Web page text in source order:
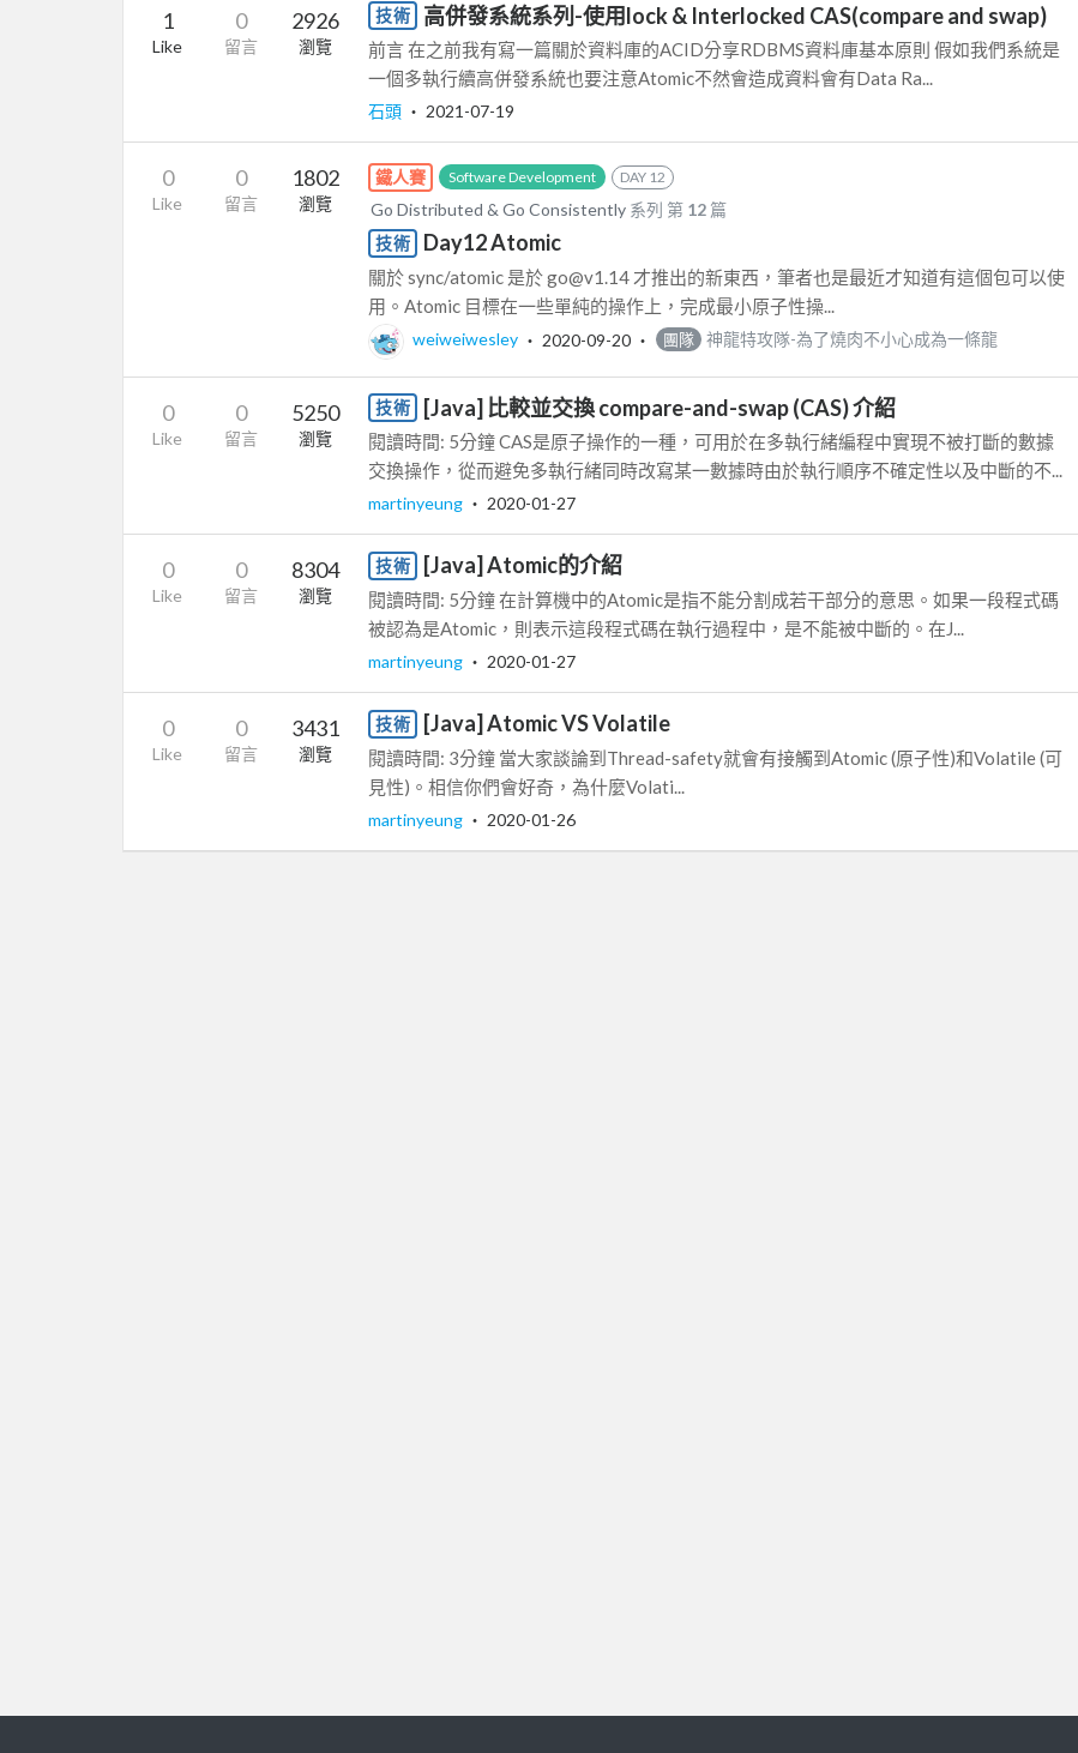
1
Like
0
留言
2926
瀏覽
技術 高併發系統系列-使用lock & Interlocked CAS(compare and swap)
前言 在之前我有寫一篇關於資料庫的ACID分享RDBMS資料庫基本原則 假如我們系統是
一個多執行續高併發系統也要注意Atomic不然會造成資料會有Data Ra...
石頭 ‧ 2021-07-19
0
Like
0
留言
1802
瀏覽
鐵人賽 Software Development DAY 12
Go Distributed & Go Consistently 系列 第 12 篇
技術
Day12 Atomic
關於 sync/atomic 是於 go@v1.14 才推出的新東西，筆者也是最近才知道有這個包可以使
用。Atomic 目標在一些單純的操作上，完成最小原子性操...
weiweiwesley ‧ 2020-09-20 ‧ 團隊 神龍特攻隊-為了燒肉不小心成為一條龍
0
Like
0
留言
5250
瀏覽
技術 [Java] 比較並交換 compare-and-swap (CAS) 介紹
閱讀時間: 5分鐘 CAS是原子操作的一種，可用於在多執行緒編程中實現不被打斷的數據
交換操作，從而避免多執行緒同時改寫某一數據時由於執行順序不確定性以及中斷的不...
martinyeung ‧ 2020-01-27
0
Like
0
留言
8304
瀏覽
技術 [Java] Atomic的介紹
閱讀時間: 5分鐘 在計算機中的Atomic是指不能分割成若干部分的意思。如果一段程式碼
被認為是Atomic，則表示這段程式碼在執行過程中，是不能被中斷的。在J...
martinyeung ‧ 2020-01-27
0
Like
0
留言
3431
瀏覽
技術 [Java] Atomic VS Volatile
閱讀時間: 3分鐘 當大家談論到Thread-safety就會有接觸到Atomic (原子性)和Volatile (可
見性)。相信你們會好奇，為什麼Volati...
martinyeung ‧ 2020-01-26